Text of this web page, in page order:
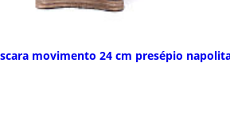
movimento 24 cm presépio